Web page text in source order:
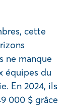
cette
ne manque
équipes du
En 2024, ils
000 $ grâce